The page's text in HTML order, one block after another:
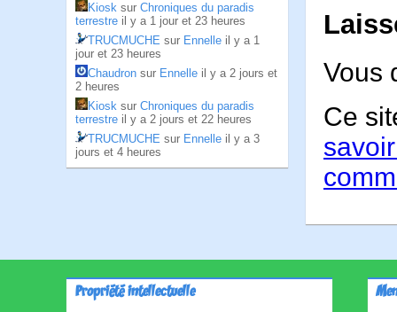
Kiosk sur Chroniques du paradis
terrestre il y a 1 jour et 23 heures
TRUCMUCHE sur Ennelle il y a 1
jour et 23 heures
Chaudron sur Ennelle il y a 2 jours et
2 heures
Kiosk sur Chroniques du paradis
terrestre il y a 2 jours et 22 heures
TRUCMUCHE sur Ennelle il y a 3
jours et 4 heures
Vous
Ce
Propriété intellectuelle